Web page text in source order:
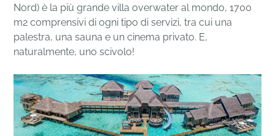
Nord) è la più grande villa overwater al mondo, 1700
m2 comprensivi di ogni tipo di servizi, tra cui una
palestra, una sauna e un cinema privato. E,
naturalmente, uno scivolo!